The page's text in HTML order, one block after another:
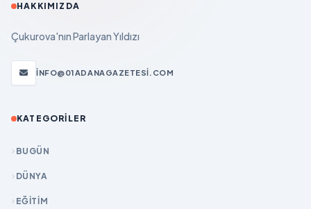
HAKKIMIZDA
Çukurova'nın Parlayan Yıldızı
INFO@01ADANAGAZETESI.COM
KATEGORILER
BUGÜN
DÜNYA
EĞİTİM